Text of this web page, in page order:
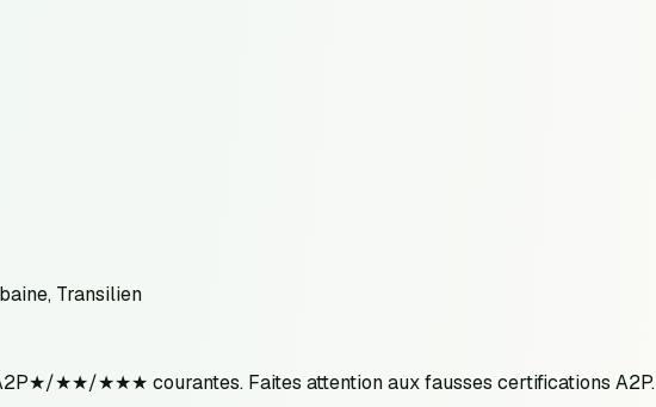
Transilien
★★/★★★ courantes. Faites attention aux fausses certifications A2P.